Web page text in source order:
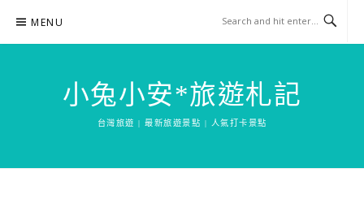
content
MENU
小兔小安*旅遊札記
台灣旅遊 | 最新旅遊景點 | 人氣打卡景點